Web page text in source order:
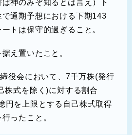
は神のみぞ知るとは言え）ト
で通期予想における下期143
トは保守的過ぎること。
え置いたこと。
役会において、7千万株(発行
株式を除く)に対する割合
円を上限とする自己株式取得
ったこと。